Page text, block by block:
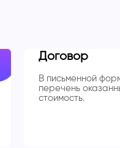
Договор
В письменной
перечень
стоимость.